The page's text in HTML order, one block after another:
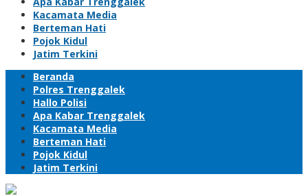
Kacamata Media
Berteman Hati
Pojok Kidul
Jatim Terkini
Beranda
Polres Trenggalek
Hallo Polisi
Apa Kabar Trenggalek
Kacamata Media
Berteman Hati
Pojok Kidul
Jatim Terkini